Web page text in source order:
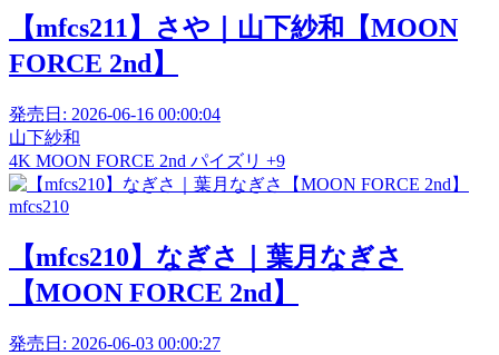
【mfcs211】さや｜山下紗和【MOON
FORCE 2nd】
発売日: 2026-06-16 00:00:04
山下紗和
4K MOON FORCE 2nd パイズリ +9
mfcs210
【mfcs210】なぎさ｜葉月なぎさ
【MOON FORCE 2nd】
発売日: 2026-06-03 00:00:27